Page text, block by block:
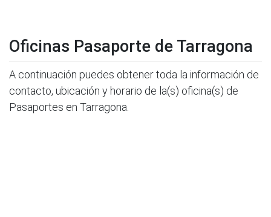
Oficinas Pasaporte de Tarragona
A continuación puedes obtener toda la información de
contacto, ubicación y horario de la(s) oficina(s) de
Pasaportes en Tarragona.